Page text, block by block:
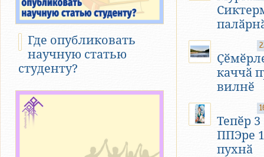
Где опубликовать
научную статью
студенту?
каччӑ
вилнӗ
Тепӗр
ППЭре
пухнӑ